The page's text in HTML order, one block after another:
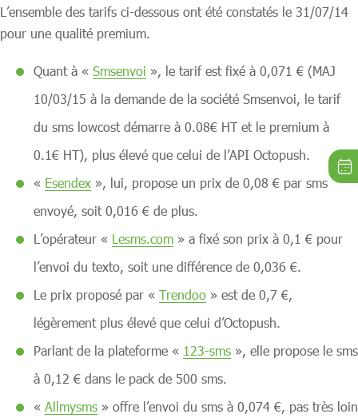
L’ensemble des tarifs ci-dessous ont été constatés le 31/07/14
pour une qualité premium.
Quant à « Smsenvoi », le tarif est fixé à 0,071 € (MAJ
10/03/15 à la demande de la société Smsenvoi, le tarif
du sms lowcost démarre à 0.08€ HT et le premium à
0.1€ HT), plus élevé que celui de l’API Octopush.
« Esendex », lui, propose un prix de 0,08 € par sms
envoyé, soit 0,016 € de plus.
L’opérateur « Lesms.com » a fixé son prix à 0,1 € pour
l’envoi du texto, soit une différence de 0,036 €.
Le prix proposé par « Trendoo » est de 0,7 €,
légèrement plus élevé que celui d’Octopush.
Parlant de la plateforme « 123-sms », elle propose le sms
à 0,12 € dans le pack de 500 sms.
« Allmysms » offre l’envoi du sms à 0,074 €, pas très loin